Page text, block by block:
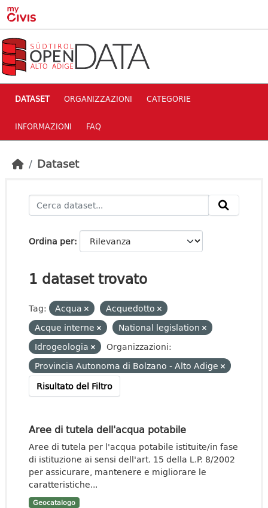
Skip to main content
DATASET ORGANIZZAZIONI CATEGORIE
INFORMAZIONI FAQ
Dataset
Ordina per
1 dataset trovato
Tag: Acqua
Acquedotto
Acque interne
National legislation
Idrogeologia
Organizzazioni:
Provincia Autonoma di Bolzano - Alto Adige
Risultato del Filtro
Aree di tutela dell'acqua potabile
Aree di tutela per l'acqua potabile istituite/in fase
di istituzione ai sensi dell'art. 15 della L.P. 8/2002
per assicurare, mantenere e migliorare le
caratteristiche...
Geocatalogo